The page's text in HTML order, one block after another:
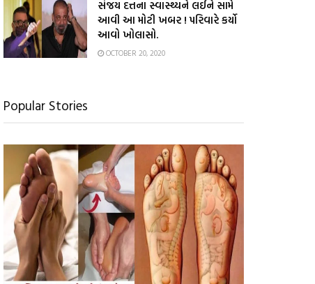
સંજય દત્તના સ્વાસ્થ્યને લઈને સામે
આવી આ મોટી ખબર ! પરિવારે કર્યો
આવો ખોલાસો.
OCTOBER 20, 2020
Popular Stories